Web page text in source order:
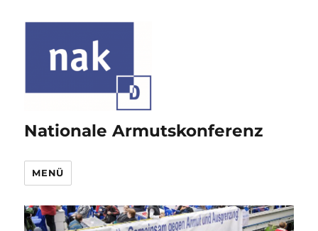
Nationale Armutskonferenz
MENÜ